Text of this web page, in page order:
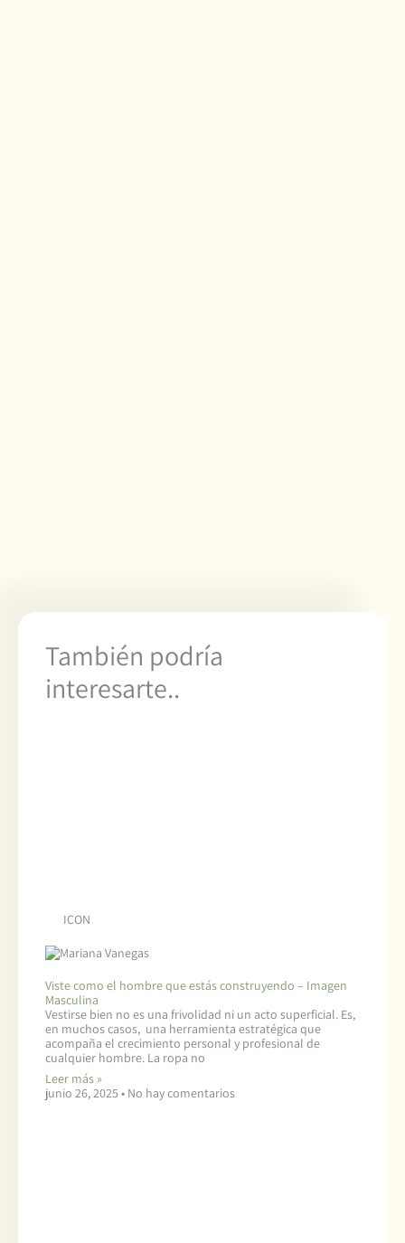
También podría
interesarte..
ICON
Viste como el hombre que estás construyendo – Imagen
Masculina
Vestirse bien no es una frivolidad ni un acto superficial. Es,
en muchos casos, una herramienta estratégica que
acompaña el crecimiento personal y profesional de
cualquier hombre. La ropa no
Leer más »
junio 26, 2025
No hay comentarios